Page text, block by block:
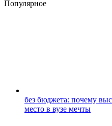
Популярное
без бюджета: почему
место в вузе мечты